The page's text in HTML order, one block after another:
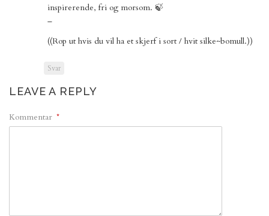
inspirerende, fri og morsom. 🍃
–
((Rop ut hvis du vil ha et skjerf i sort / hvit silke~bomull.))
Svar
LEAVE A REPLY
Kommentar *